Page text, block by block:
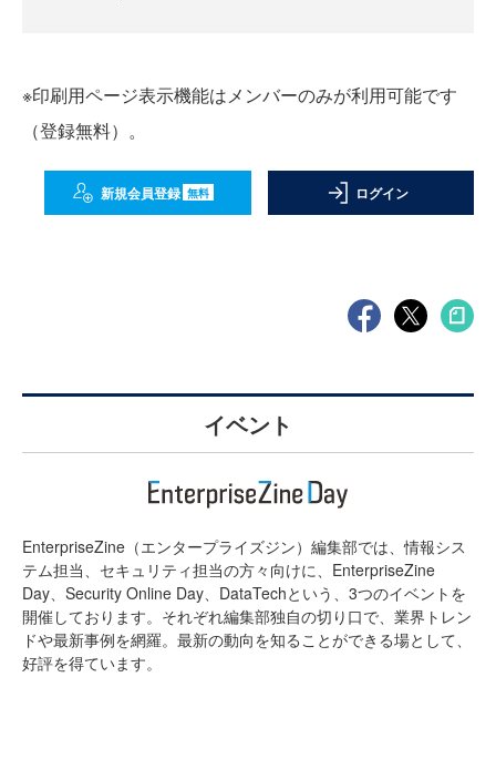
※印刷用ページ表示機能はメンバーのみが利用可能です
（登録無料）。
新規会員登録 無料 ログイン
イベント
EnterpriseZine（エンタープライズジン）編集部では、情報シス
テム担当、セキュリティ担当の方々向けに、EnterpriseZine
Day、Security Online Day、DataTechという、3つのイベントを
開催しております。それぞれ編集部独自の切り口で、業界トレン
ドや最新事例を網羅。最新の動向を知ることができる場として、
好評を得ています。